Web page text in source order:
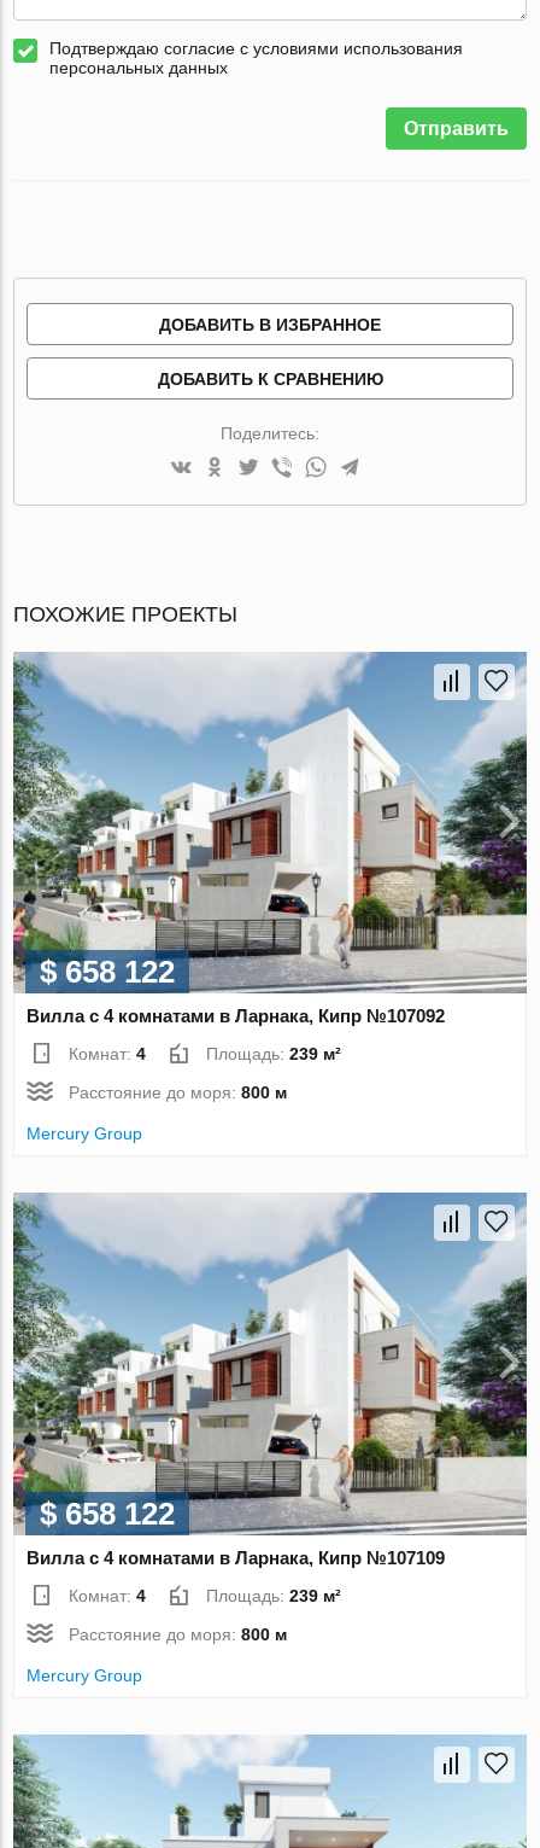
Подтверждаю согласие с условиями использования
персональных данных
Отправить
ДОБАВИТЬ В ИЗБРАННОЕ
ДОБАВИТЬ К СРАВНЕНИЮ
Поделитесь:
ПОХОЖИЕ ПРОЕКТЫ
$ 658 122
Вилла с 4 комнатами в Ларнака, Кипр №107092
Комнат:4 Площадь:239 м²
Расстояние до моря:800 м
Mercury Group
$ 658 122
Вилла с 4 комнатами в Ларнака, Кипр №107109
Комнат:4 Площадь:239 м²
Расстояние до моря:800 м
Mercury Group